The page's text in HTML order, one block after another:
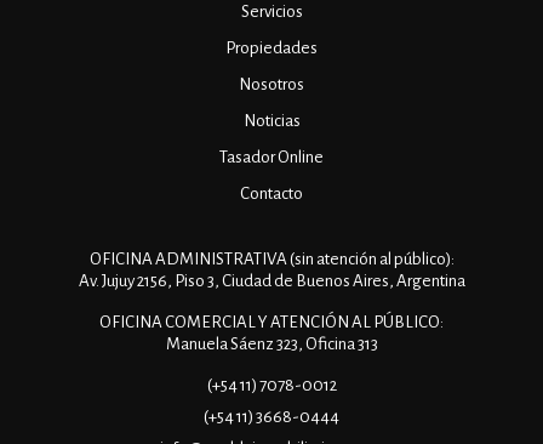
Servicios
Propiedades
Nosotros
Noticias
Tasador Online
Contacto
OFICINA ADMINISTRATIVA (sin atención al público):
Av. Jujuy 2156, Piso 3, Ciudad de Buenos Aires, Argentina
OFICINA COMERCIAL Y ATENCIÓN AL PÚBLICO:
Manuela Sáenz 323, Oficina 313
(+54 11) 7078-0012
(+54 11) 3668-0444